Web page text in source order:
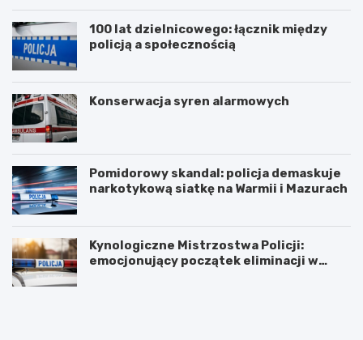
100 lat dzielnicowego: łącznik między
policją a społecznością
Konserwacja syren alarmowych
Pomidorowy skandal: policja demaskuje
narkotykową siatkę na Warmii i Mazurach
Kynologiczne Mistrzostwa Policji:
emocjonujący początek eliminacji w